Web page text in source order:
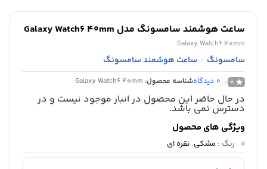
ساعت هوشمند سامسونگ مدل Galaxy Watch6 40mm
Galaxy Watch6 40mm
سامسونگ / ساعت هوشمند سامسونگ
0
0 دیدگاهشناسه محصول: Galaxy Watch6 40mm
در حال حاضر این محصول در انبار موجود نیست و در
دسترس نمی باشد.
ویژگی های محصول
رنگ : مشکی, نقره ای